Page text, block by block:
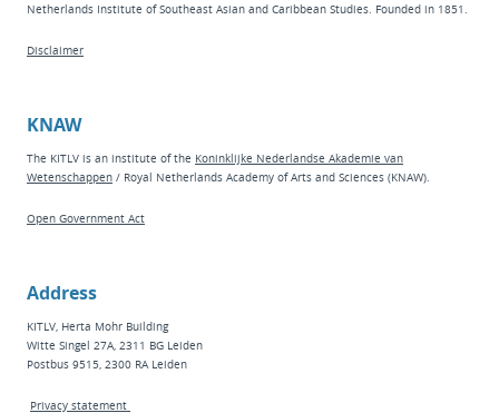
Netherlands Institute of Southeast Asian and Caribbean Studies. Founded in 1851.
Disclaimer
KNAW
The KITLV is an institute of the Koninklijke Nederlandse Akademie van
Wetenschappen / Royal Netherlands Academy of Arts and Sciences (KNAW).
Open Government Act
Address
KITLV, Herta Mohr Building
Witte Singel 27A, 2311 BG Leiden
Postbus 9515, 2300 RA Leiden
Privacy statement